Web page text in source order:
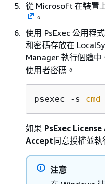
從 Microsoft 在裝置
。
使用 PsExec 公用程
和密碼存放在
Manager 執行個體中
使用者密碼。
psexec -s cmd
如果 PsExec
Accept同意授權並執
注意